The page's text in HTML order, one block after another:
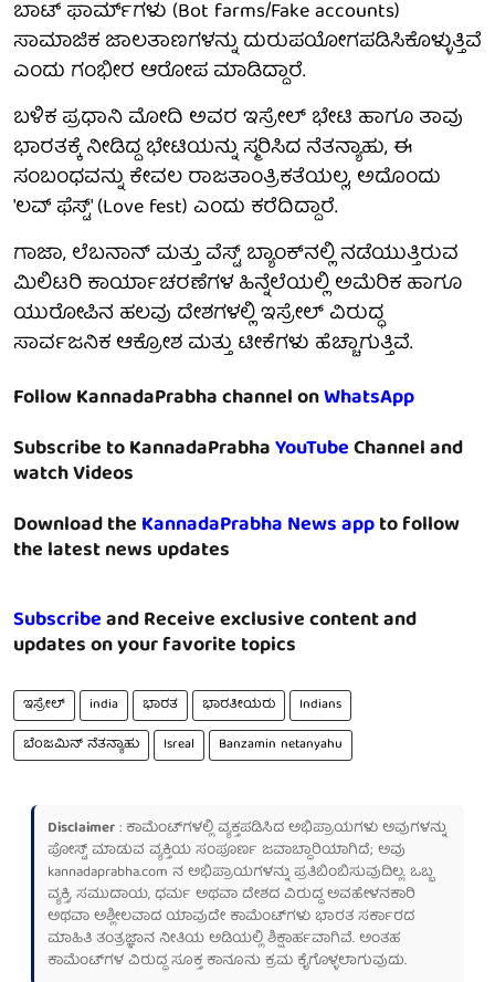
ಬಾಟ್ ಫಾರ್ಮ್‌ಗಳು (Bot farms/Fake accounts)
ಸಾಮಾಜಿಕ ಜಾಲತಾಣಗಳನ್ನು ದುರುಪಯೋಗಪಡಿಸಿಕೊಳ್ಳುತ್ತಿವೆ
ಎಂದು ಗಂಭೀರ ಆರೋಪ ಮಾಡಿದ್ದಾರೆ.
ಬಳಿಕ ಪ್ರಧಾನಿ ಮೋದಿ ಅವರ ಇಸ್ರೇಲ್ ಭೇಟಿ ಹಾಗೂ ತಾವು
ಭಾರತಕ್ಕೆ ನೀಡಿದ್ದ ಭೇಟಿಯನ್ನು ಸ್ಮರಿಸಿದ ನೆತನ್ಯಾಹು, ಈ
ಸಂಬಂಧವನ್ನು ಕೇವಲ ರಾಜತಾಂತ್ರಿಕತೆಯಲ್ಲ, ಅದೊಂದು
'ಲವ್ ಫೆಸ್ಟ್' (Love fest) ಎಂದು ಕರೆದಿದ್ದಾರೆ.
ಗಾಜಾ, ಲೆಬನಾನ್ ಮತ್ತು ವೆಸ್ಟ್ ಬ್ಯಾಂಕ್‌ನಲ್ಲಿ ನಡೆಯುತ್ತಿರುವ
ಮಿಲಿಟರಿ ಕಾರ್ಯಾಚರಣೆಗಳ ಹಿನ್ನೆಲೆಯಲ್ಲಿ ಅಮೆರಿಕ ಹಾಗೂ
ಯುರೋಪಿನ ಹಲವು ದೇಶಗಳಲ್ಲಿ ಇಸ್ರೇಲ್ ವಿರುದ್ಧ
ಸಾರ್ವಜನಿಕ ಆಕ್ರೋಶ ಮತ್ತು ಟೀಕೆಗಳು ಹೆಚ್ಚಾಗುತ್ತಿವೆ.
Follow KannadaPrabha channel onWhatsApp
Subscribe to KannadaPrabhaYouTubeChannel and
watch Videos
Download theKannadaPrabha News appto follow
the latest news updates
Subscribeand Receive exclusive content and
updates on your favorite topics
ಇಸ್ರೇಲ್ india ಭಾರತ ಭಾರತೀಯರು
Indians
ಬೆಂಜಮಿನ್ ನೆತನ್ಯಾಹು
Isreal Banzamin netanyahu
Disclaimer: ಕಾಮೆಂಟ್‌ಗಳಲ್ಲಿ ವ್ಯಕ್ತಪಡಿಸಿದ ಅಭಿಪ್ರಾಯಗಳು ಅವುಗಳನ್ನು
ಪೋಸ್ಟ್ ಮಾಡುವ ವ್ಯಕ್ತಿಯ ಸಂಪೂರ್ಣ ಜವಾಬ್ದಾರಿಯಾಗಿದೆ; ಅವು
kannadaprabha.com ನ ಅಭಿಪ್ರಾಯಗಳನ್ನು ಪ್ರತಿಬಿಂಬಿಸುವುದಿಲ್ಲ. ಒಬ್ಬ
ವ್ಯಕ್ತಿ, ಸಮುದಾಯ, ಧರ್ಮ ಅಥವಾ ದೇಶದ ವಿರುದ್ಧ ಅವಹೇಳನಕಾರಿ
ಅಥವಾ ಅಶ್ಲೀಲವಾದ ಯಾವುದೇ ಕಾಮೆಂಟ್‌ಗಳು ಭಾರತ ಸರ್ಕಾರದ
ಮಾಹಿತಿ ತಂತ್ರಜ್ಞಾನ ನೀತಿಯ ಅಡಿಯಲ್ಲಿ ಶಿಕ್ಷಾರ್ಹವಾಗಿವೆ. ಅಂತಹ
ಕಾಮೆಂಟ್‌ಗಳ ವಿರುದ್ಧ ಸೂಕ್ತ ಕಾನೂನು ಕ್ರಮ ಕೈಗೊಳ್ಳಲಾಗುವುದು.